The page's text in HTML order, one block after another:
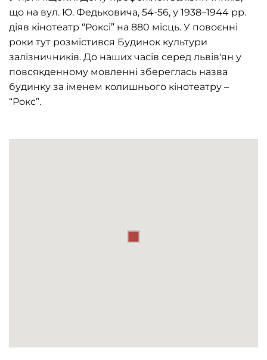
що на вул. Ю. Федьковича, 54-56, у 1938–1944 рр.
діяв кінотеатр “Роксі” на 880 місць. У повоєнні
роки тут розмістився Будинок культури
залізничників. До наших часів серед львів'ян у
повсякденному мовленні збереглась назва
будинку за іменем колишнього кінотеатру –
“Рокс”.